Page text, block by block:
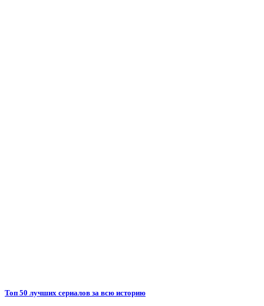
Топ 50 лучших сериалов за всю историю